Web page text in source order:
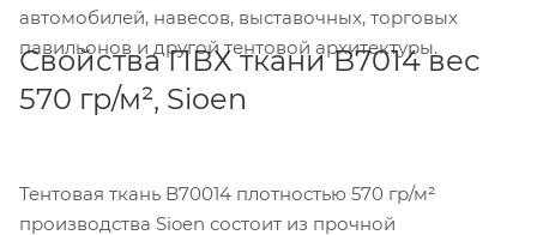
автомобилей, навесов, выставочных, торговых
павильонов и другой тентовой архитектуры.
Свойства ПВХ ткани B7014 вес
570 гр/м², Sioen
Тентовая ткань B70014 плотностью 570 гр/м²
производства Sioen состоит из прочной